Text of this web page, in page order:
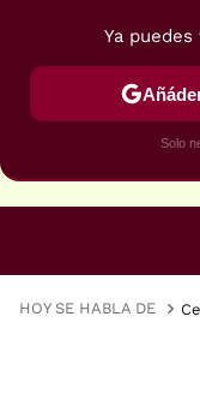
HOY SE HABLA DE
Ya
Solo